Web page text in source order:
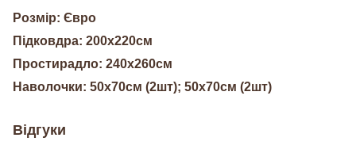
Розмір: Євро
Підковдра: 200х220см
Простирадло: 240х260см
Наволочки: 50х70см (2шт); 50х70см (2шт)
Відгуки